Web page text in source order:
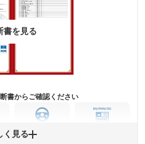
認ください。
いません。購入時は必ず現車をご確認
チェックシートにつきましては、形式
している鑑定日の鑑定結果となりま
書を見る
書からご確認ください
ステアリング
く見る